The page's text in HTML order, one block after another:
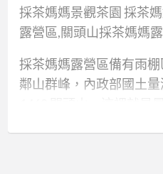
園
媽
採茶媽媽景觀茶園 採茶
露營區,關頭山採茶媽媽
採茶媽媽露營區備有雨
鄰山群峰，內政部國土